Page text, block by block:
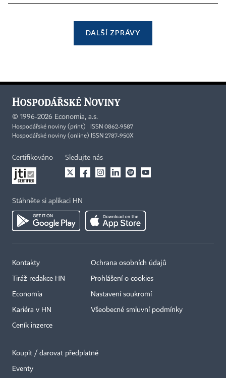
DALŠÍ ZPRÁVY
© 1996-2026 Economia, a.s.
Hospodářské noviny (print) ISSN 0862-9587
Hospodářské noviny (online) ISSN 2787-950X
Certifikováno Sledujte nás
Stáhněte si aplikaci HN
Kontakty
Tiráž redakce HN
Economia
Kariéra v HN
Ceník inzerce
Ochrana osobních údajů
Prohlášení o cookies
Nastavení soukromí
Všeobecné smluvní podmínky
Koupit / darovat předplatné
Eventy